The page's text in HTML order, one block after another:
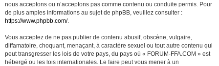
nous acceptons ou n’acceptons pas comme contenu ou conduite permis. Pour
de plus amples informations au sujet de phpBB, veuillez consulter :
https://www.phpbb.com/.
Vous acceptez de ne pas publier de contenu abusif, obscène, vulgaire,
diffamatoire, choquant, menaçant, à caractère sexuel ou tout autre contenu qui
peut transgresser les lois de votre pays, du pays où « FORUM-FFA.COM » est
hébergé ou les lois internationales. Le faire peut vous mener à un